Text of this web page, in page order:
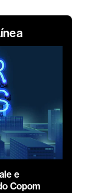
e
Copom